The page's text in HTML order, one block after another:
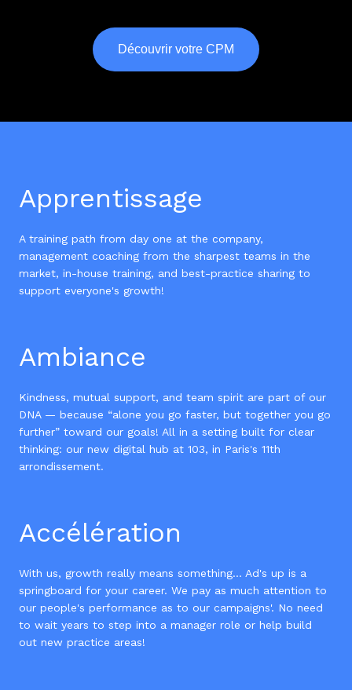
Découvrir votre CPM
Apprentissage
A training path from day one at the company,
management coaching from the sharpest teams in the
market, in-house training, and best-practice sharing to
support everyone's growth!
Ambiance
Kindness, mutual support, and team spirit are part of our
DNA — because “alone you go faster, but together you go
further” toward our goals! All in a setting built for clear
thinking: our new digital hub at 103, in Paris's 11th
arrondissement.
Accélération
With us, growth really means something… Ad's up is a
springboard for your career. We pay as much attention to
our people's performance as to our campaigns'. No need
to wait years to step into a manager role or help build
out new practice areas!